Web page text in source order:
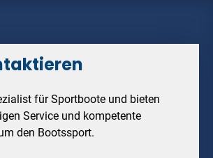
für Sportboote und bieten
Service und kompetente
den Bootssport.